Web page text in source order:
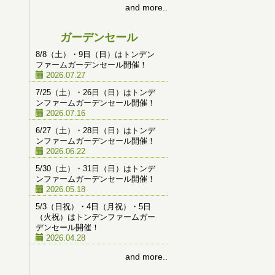
and more..
ガーデンセール
8/8（土）・9日（日）はトンデン
ファームガーデンセール開催！
2026.07.27
7/25（土）・26日（日）はトンデ
ンファームガーデンセール開催！
2026.07.16
6/27（土）・28日（日）はトンデ
ンファームガーデンセール開催！
2026.06.22
5/30（土）・31日（日）はトンデ
ンファームガーデンセール開催！
2026.05.18
5/3（日祝）・4日（月祝）・5日
（火祝）はトンデンファームガー
デンセール開催！
2026.04.28
and more..